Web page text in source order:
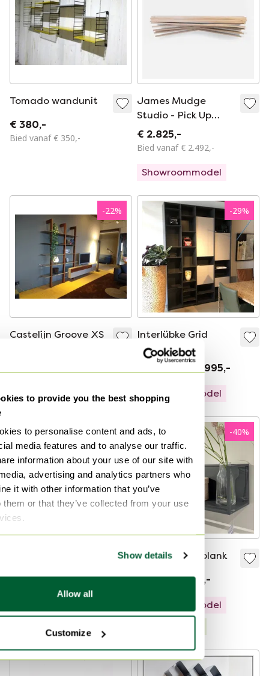
to provide you the best shopping
to personalise content and ads, to
media features and to analyse our traffic.
information about your use of our site with
advertising and analytics partners who
it with other information that you’ve
them or that they’ve collected from your use
Show details
Allow all
Customize
Tomado wandunit
€ 380,-
Bied vanaf € 350,-
James Mudge
Studio - Pick Up
Stick wandmeubel
€ 2.825,-
Bied vanaf € 2.492,-
Showroommodel
-22%
Castelijn Groove XS
Showroommodel
-29%
Interlübke Grid
wandkast
€ 6.995,-
Showroommodel
-37%
€ 6.396,- € 3.999,-
Gecureerd
-40%
Amana wandplank
€ 539,- € 324,-
Showroommodel